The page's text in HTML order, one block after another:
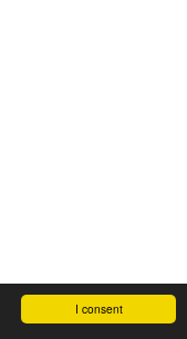
I consent